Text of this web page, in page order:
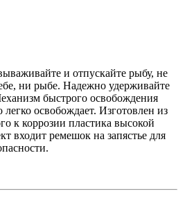
и отпускайте рыбу, не
ни рыбе. Надежно удерживайте
быстрого освобождения
освобождает. Изготовлен из
к коррозии пластика высокой
входит ремешок на запястье для